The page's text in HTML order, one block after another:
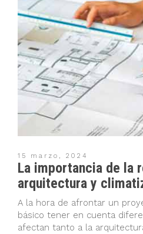
15 marzo, 2024
La importancia de la
arquitectura y
A la hora de afrontar un
básico tener en cuenta
afectan tanto a la